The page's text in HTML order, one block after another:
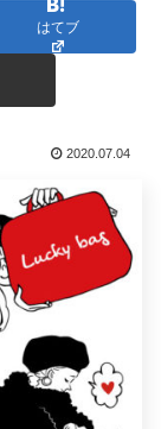
はてブ
2020.07.04